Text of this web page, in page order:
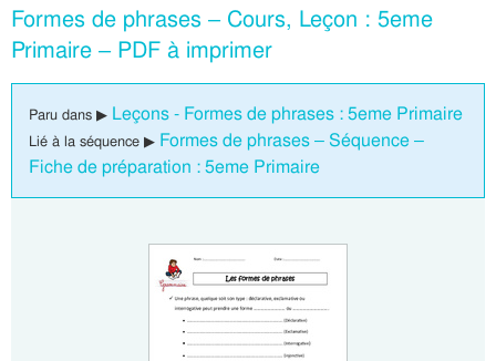
Formes de phrases – Cours, Leçon : 5eme
Primaire – PDF à imprimer
Paru dans ▶ Leçons - Formes de phrases : 5eme Primaire
Lié à la séquence ▶ Formes de phrases – Séquence –
Fiche de préparation : 5eme Primaire